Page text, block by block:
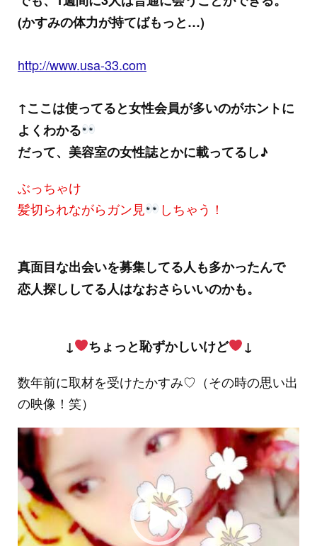
(かすみの体力が持てばもっと…)
http://www.usa-33.com
↑ここは使ってると女性会員が多いのがホントに
よくわかる
だって、美容室の女性誌とかに載ってるし♪
ぶっちゃけ
髪切られながらガン見
しちゃう！
真面目な出会いを募集してる人も多かったんで
恋人探ししてる人はなおさらいいのかも。
↓ ちょっと恥ずかしいけど
↓
数年前に取材を受けたかすみ♡（その時の思い出
の映像！笑）
動
プ
レ
ー
ヤ
ー